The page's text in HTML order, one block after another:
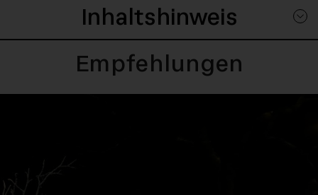
Inhaltshinweis
Empfehlungen